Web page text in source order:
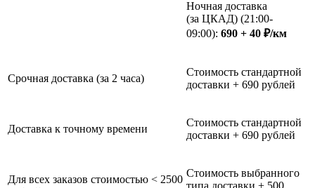
Ночная доставка
(за ЦКАД) (21:00-
09:00): 690 + 40 ₽/км
Срочная доставка (за 2 часа)
Стоимость стандартной
доставки + 690 рублей
Доставка к точному времени
Стоимость стандартной
доставки + 690 рублей
Для всех заказов стоимостью < 2500
Стоимость выбранного